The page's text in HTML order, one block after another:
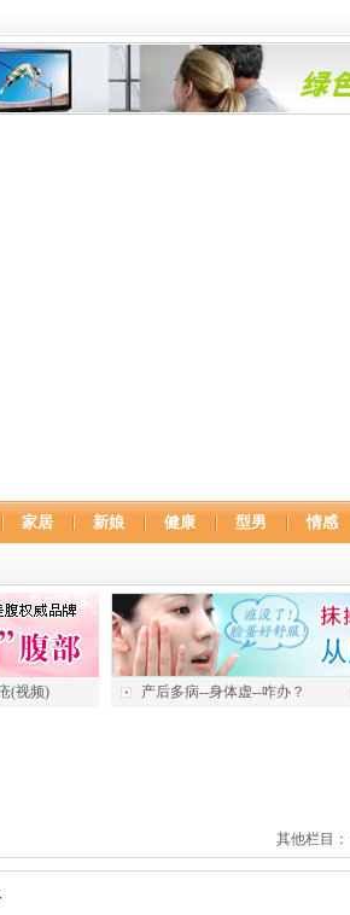
家居 新娘 健康 型男 情感
(视频) 产后多病--身体虚--咋办？
其他栏目：